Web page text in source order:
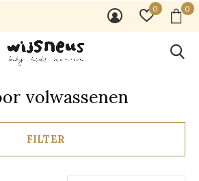
0 0
volwassenen
FILTER